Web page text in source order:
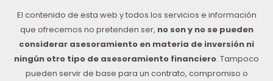
El contenido de esta web y todos los servicios e información
que ofrecemos no pretenden ser, no son y no se pueden
considerar asesoramiento en materia de inversión ni
ningún otro tipo de asesoramiento financiero. Tampoco
pueden servir de base para un contrato, compromiso o